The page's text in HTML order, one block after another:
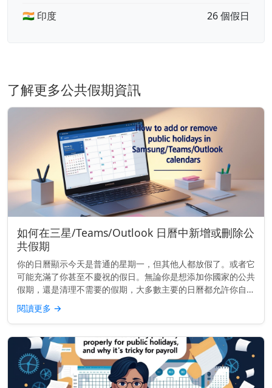
🇮🇳 印度
26 個假日
了解更多公共假期資訊
如何在三星/Teams/Outlook 日曆中新增或刪除公
共假期
你的日曆顯示今天是普通的星期一，但其他人都放假了。或者它
可能充滿了你甚至不慶祝的假日。無論你是想添加你國家的公共
假期，還是清理不需要的假期，大多數主要的日曆都允許你自訂
顯示內容——只要你知道該去哪裡找。 快速提示： 要添加或移
除公共假期，請...
閱讀更多 →